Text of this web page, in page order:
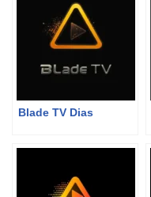
Blade TV Dias